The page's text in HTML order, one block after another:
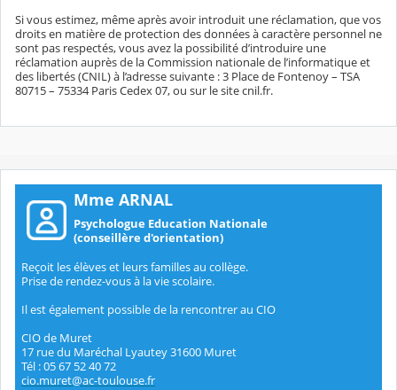
Si vous estimez, même après avoir introduit une réclamation, que vos
droits en matière de protection des données à caractère personnel ne
sont pas respectés, vous avez la possibilité d’introduire une
réclamation auprès de la Commission nationale de l’informatique et
des libertés (CNIL) à l’adresse suivante : 3 Place de Fontenoy – TSA
80715 – 75334 Paris Cedex 07, ou sur le site cnil.fr.
Mme ARNAL
Psychologue Education Nationale
(conseillère d'orientation)
Reçoit les élèves et leurs familles au collège.
Prise de rendez-vous à la vie scolaire.
Il est également possible de la rencontrer au CIO
CIO de Muret
17 rue du Maréchal Lyautey 31600 Muret
Tél : 05 67 52 40 72
cio.muret@ac-toulouse.fr